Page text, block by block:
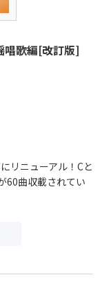
歌編[改訂版]
リニューアル！Cと
60曲収載されてい